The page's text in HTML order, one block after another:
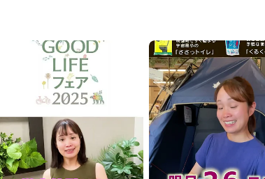
※アースプラグは手で回
●通電遮断テスト機能を
「設置後、きちんと稼
にお応えし、動作確認
ボタンを約3秒間押し続
中に一度ボタンを離し
カーが遮断します。
また、従来通り、震度